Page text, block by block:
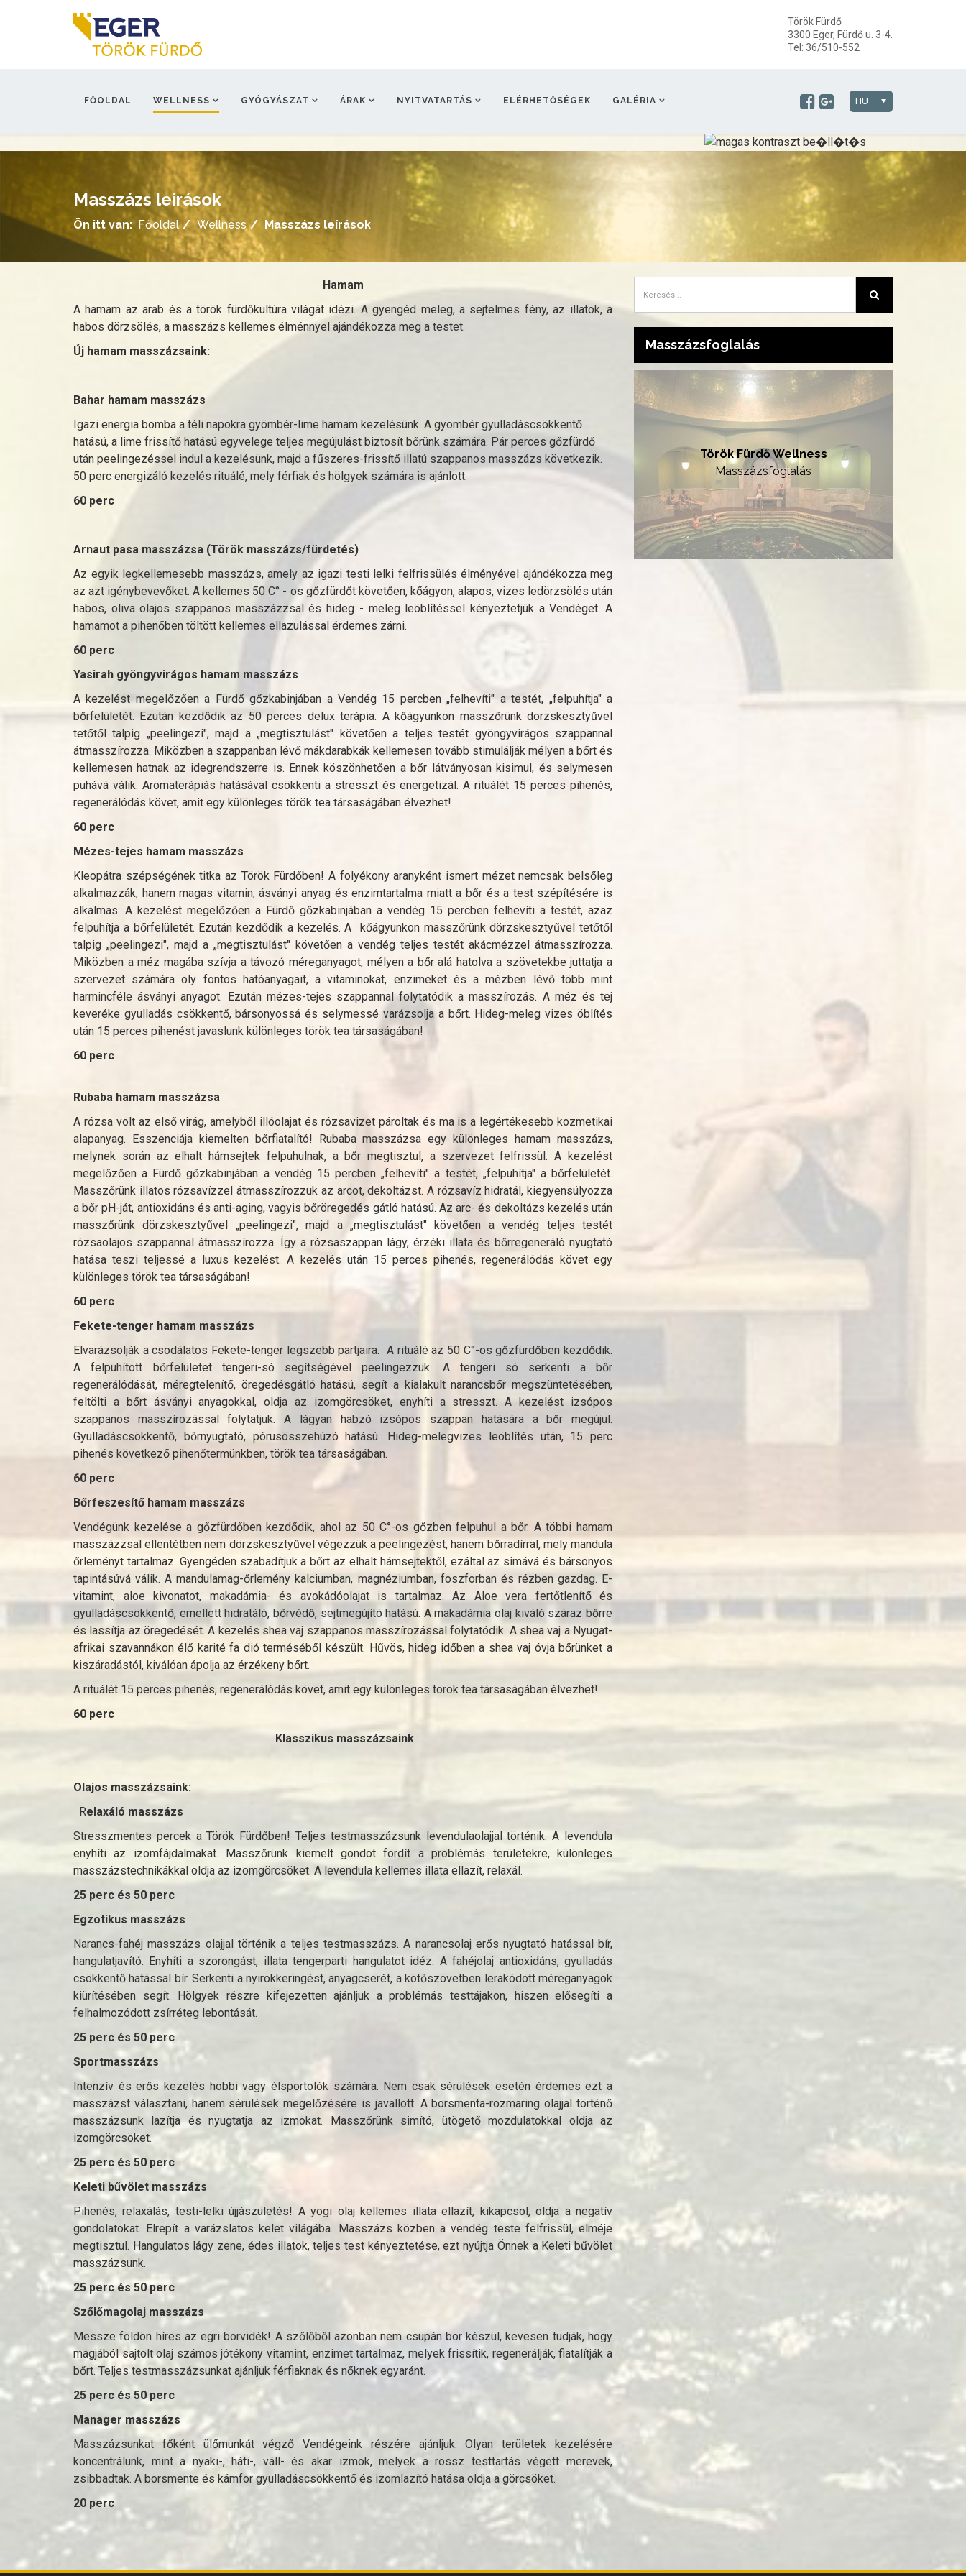
Török Fürdő
3300 Eger, Fürdő u. 3-4.
Tel: 36/510-552
FŐOLDAL WELLNESS GYÓGYÁSZAT ÁRAK NYITVATARTÁS ELÉRHETŐSÉGEK GALÉRIA HU
Masszázs leírások
Ön itt van: Főoldal Wellness Masszázs leírások
Hamam
A hamam az arab és a török fürdőkultúra világát idézi. A gyengéd meleg, a sejtelmes fény, az illatok, a
habos dörzsölés, a masszázs kellemes élménnyel ajándékozza meg a testet.
Új hamam masszázsaink:
Bahar hamam masszázs
Igazi energia bomba a téli napokra gyömbér-lime hamam kezelésünk. A gyömbér gyulladáscsökkentő
hatású, a lime frissítő hatású egyvelege teljes megújulást biztosít bőrünk számára. Pár perces gőzfürdő
után peelingezéssel indul a kezelésünk, majd a fűszeres-frissítő illatú szappanos masszázs következik.
50 perc energizáló kezelés rituálé, mely férfiak és hölgyek számára is ajánlott.
60 perc
Arnaut pasa masszázsa (Török masszázs/fürdetés)
Az egyik legkellemesebb masszázs, amely az igazi testi lelki felfrissülés élményével ajándékozza meg
az azt igénybevevőket. A kellemes 50 C° - os gőzfürdőt követően, kőágyon, alapos, vizes ledörzsölés után
habos, oliva olajos szappanos masszázzsal és hideg - meleg leöblítéssel kényeztetjük a Vendéget. A
hamamot a pihenőben töltött kellemes ellazulással érdemes zárni.
60 perc
Yasirah gyöngyvirágos hamam masszázs
A kezelést megelőzően a Fürdő gőzkabinjában a Vendég 15 percben „felhevíti" a testét, „felpuhítja" a
bőrfelületét. Ezután kezdődik az 50 perces delux terápia. A kőágyunkon masszőrünk dörzskesztyűvel
tetőtől talpig „peelingezi", majd a „megtisztulást" követően a teljes testét gyöngyvirágos szappannal
átmasszírozza. Miközben a szappanban lévő mákdarabkák kellemesen tovább stimulálják mélyen a bőrt és
kellemesen hatnak az idegrendszerre is. Ennek köszönhetően a bőr látványosan kisimul, és selymesen
puhává válik. Aromaterápiás hatásával csökkenti a stresszt és energetizál. A rituálét 15 perces pihenés,
regenerálódás követ, amit egy különleges török tea társaságában élvezhet!
60 perc
Mézes-tejes hamam masszázs
Kleopátra szépségének titka az Török Fürdőben! A folyékony aranyként ismert mézet nemcsak belsőleg
alkalmazzák, hanem magas vitamin, ásványi anyag és enzimtartalma miatt a bőr és a test szépítésére is
alkalmas. A kezelést megelőzően a Fürdő gőzkabinjában a vendég 15 percben felhevíti a testét, azaz
felpuhítja a bőrfelületét. Ezután kezdődik a kezelés. A kőágyunkon masszőrünk dörzskesztyűvel tetőtől
talpig „peelingezi", majd a „megtisztulást" követően a vendég teljes testét akácmézzel átmasszírozza.
Miközben a méz magába szívja a távozó méreganyagot, mélyen a bőr alá hatolva a szövetekbe juttatja a
szervezet számára oly fontos hatóanyagait, a vitaminokat, enzimeket és a mézben lévő több mint
harmincféle ásványi anyagot. Ezután mézes-tejes szappannal folytatódik a masszírozás. A méz és tej
keveréke gyulladás csökkentő, bársonyossá és selymessé varázsolja a bőrt. Hideg-meleg vizes öblítés
után 15 perces pihenést javaslunk különleges török tea társaságában!
60 perc
Rubaba hamam masszázsa
A rózsa volt az első virág, amelyből illóolajat és rózsavizet pároltak és ma is a legértékesebb kozmetikai
alapanyag. Esszenciája kiemelten bőrfiatalító! Rubaba masszázsa egy különleges hamam masszázs,
melynek során az elhalt hámsejtek felpuhulnak, a bőr megtisztul, a szervezet felfrissül. A kezelést
megelőzően a Fürdő gőzkabinjában a vendég 15 percben „felhevíti" a testét, „felpuhítja" a bőrfelületét.
Masszőrünk illatos rózsavízzel átmasszírozzuk az arcot, dekoltázst. A rózsavíz hidratál, kiegyensúlyozza
a bőr pH-ját, antioxidáns és anti-aging, vagyis bőröregedés gátló hatású. Az arc- és dekoltázs kezelés után
masszőrünk dörzskesztyűvel „peelingezi", majd a „megtisztulást" követően a vendég teljes testét
rózsaolajos szappannal átmasszírozza. Így a rózsaszappan lágy, érzéki illata és bőrregeneráló nyugtató
hatása teszi teljessé a luxus kezelést. A kezelés után 15 perces pihenés, regenerálódás követ egy
különleges török tea társaságában!
60 perc
Fekete-tenger hamam masszázs
Elvarázsolják a csodálatos Fekete-tenger legszebb partjaira. A rituálé az 50 C°-os gőzfürdőben kezdődik.
A felpuhított bőrfelületet tengeri-só segítségével peelingezzük. A tengeri só serkenti a bőr
regenerálódását, méregtelenítő, öregedésgátló hatású, segít a kialakult narancsbőr megszüntetésében,
feltölti a bőrt ásványi anyagokkal, oldja az izomgörcsöket, enyhíti a stresszt. A kezelést izsópos
szappanos masszírozással folytatjuk. A lágyan habzó izsópos szappan hatására a bőr megújul.
Gyulladáscsökkentő, bőrnyugtató, pórusösszehúzó hatású. Hideg-melegvizes leöblítés után, 15 perc
pihenés következő pihenőtermünkben, török tea társaságában.
60 perc
Bőrfeszesítő hamam masszázs
Vendégünk kezelése a gőzfürdőben kezdődik, ahol az 50 C°-os gőzben felpuhul a bőr. A többi hamam
masszázzsal ellentétben nem dörzskesztyűvel végezzük a peelingezést, hanem bőrradírral, mely mandula
őrleményt tartalmaz. Gyengéden szabadítjuk a bőrt az elhalt hámsejtektől, ezáltal az simává és bársonyos
tapintásúvá válik. A mandulamag-őrlemény kalciumban, magnéziumban, foszforban és rézben gazdag. E-
vitamint, aloe kivonatot, makadámia- és avokádóolajat is tartalmaz. Az Aloe vera fertőtlenítő és
gyulladáscsökkentő, emellett hidratáló, bőrvédő, sejtmegújító hatású. A makadámia olaj kiváló száraz bőrre
és lassítja az öregedését. A kezelés shea vaj szappanos masszírozással folytatódik. A shea vaj a Nyugat-
afrikai szavannákon élő karité fa dió terméséből készült. Hűvös, hideg időben a shea vaj óvja bőrünket a
kiszáradástól, kiválóan ápolja az érzékeny bőrt.
A rituálét 15 perces pihenés, regenerálódás követ, amit egy különleges török tea társaságában élvezhet!
60 perc
Klasszikus masszázsaink
Olajos masszázsaink:
Relaxáló masszázs
Stresszmentes percek a Török Fürdőben! Teljes testmasszázsunk levendulaolajjal történik. A levendula
enyhíti az izomfájdalmakat. Masszőrünk kiemelt gondot fordít a problémás területekre, különleges
masszázstechnikákkal oldja az izomgörcsöket. A levendula kellemes illata ellazít, relaxál.
25 perc és 50 perc
Egzotikus masszázs
Narancs-fahéj masszázs olajjal történik a teljes testmasszázs. A narancsolaj erős nyugtató hatással bír,
hangulatjavító. Enyhíti a szorongást, illata tengerparti hangulatot idéz. A fahéjolaj antioxidáns, gyulladás
csökkentő hatással bír. Serkenti a nyirokkeringést, anyagcserét, a kötőszövetben lerakódott méreganyagok
kiürítésében segít. Hölgyek részre kifejezetten ajánljuk a problémás testtájakon, hiszen elősegíti a
felhalmozódott zsírréteg lebontását.
25 perc és 50 perc
Sportmasszázs
Intenzív és erős kezelés hobbi vagy élsportolók számára. Nem csak sérülések esetén érdemes ezt a
masszázst választani, hanem sérülések megelőzésére is javallott. A borsmenta-rozmaring olajjal történő
masszázsunk lazítja és nyugtatja az izmokat. Masszőrünk simító, ütögető mozdulatokkal oldja az
izomgörcsöket.
25 perc és 50 perc
Keleti bűvölet masszázs
Pihenés, relaxálás, testi-lelki újjászületés! A yogi olaj kellemes illata ellazít, kikapcsol, oldja a negatív
gondolatokat. Elrepít a varázslatos kelet világába. Masszázs közben a vendég teste felfrissül, elméje
megtisztul. Hangulatos lágy zene, édes illatok, teljes test kényeztetése, ezt nyújtja Önnek a Keleti bűvölet
masszázsunk.
25 perc és 50 perc
Szőlőmagolaj masszázs
Messze földön híres az egri borvidék! A szőlőből azonban nem csupán bor készül, kevesen tudják, hogy
magjából sajtolt olaj számos jótékony vitamint, enzimet tartalmaz, melyek frissítik, regenerálják, fiatalítják a
bőrt. Teljes testmasszázsunkat ajánljuk férfiaknak és nőknek egyaránt.
25 perc és 50 perc
Manager masszázs
Masszázsunkat főként ülőmunkát végző Vendégeink részére ajánljuk. Olyan területek kezelésére
koncentrálunk, mint a nyaki-, háti-, váll- és akar izmok, melyek a rossz testtartás végett merevek,
zsibbadtak. A borsmente és kámfor gyulladáscsökkentő és izomlazító hatása oldja a görcsöket.
20 perc
Masszázsfoglalás
Török Fürdő Wellness
Masszázsfoglalás